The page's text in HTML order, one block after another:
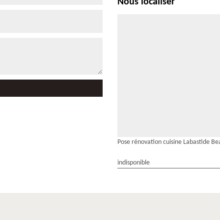
Pose rénovation cuisine Labastide
indisponible